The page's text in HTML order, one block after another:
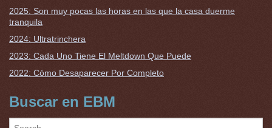
2025: Son muy pocas las horas en las que la casa duerme
tranquila
2024: Ultratrinchera
2023: Cada Uno Tiene El Meltdown Que Puede
2022: Cómo Desaparecer Por Completo
Buscar en EBM